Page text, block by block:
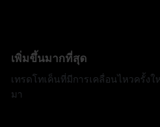
เพิ่มขึ้นมากที่สุด
เทรดโทเค็นที่มีการเคลื่อนไหวครั้ง
มา